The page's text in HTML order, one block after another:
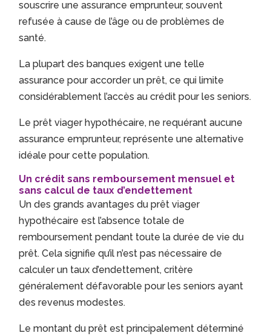
souscrire une assurance emprunteur, souvent
refusée à cause de l’âge ou de problèmes de
santé.
La plupart des banques exigent une telle
assurance pour accorder un prêt, ce qui limite
considérablement l’accès au crédit pour les seniors.
Le prêt viager hypothécaire, ne requérant aucune
assurance emprunteur, représente une alternative
idéale pour cette population.
Un crédit sans remboursement mensuel et
sans calcul de taux d’endettement
Un des grands avantages du prêt viager
hypothécaire est l’absence totale de
remboursement pendant toute la durée de vie du
prêt. Cela signifie qu’il n’est pas nécessaire de
calculer un taux d’endettement, critère
généralement défavorable pour les seniors ayant
des revenus modestes.
Le montant du prêt est principalement déterminé